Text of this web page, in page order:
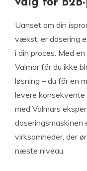
valg for
Uanset om din
vækst, er dosering
i din proces. Med
Valmar får du ikke
løsning – du får en
levere
med Valmars
virksomheder, der
næste niveau.